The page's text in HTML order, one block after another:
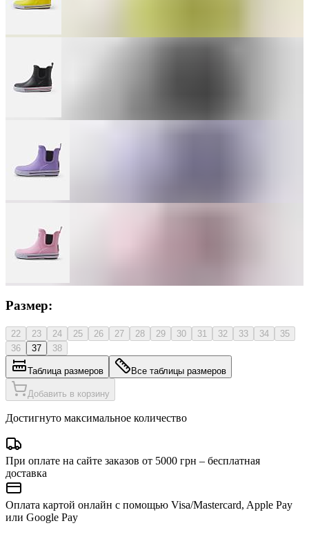
Размер:
22 23 24 25 26 27 28 29 30 31 32 33 34
35
36
37 38
Таблица размеров Все таблицы размеров
Добавить в корзину
Достигнуто максимальное количество
При оплате на сайте заказов от 5000 грн – бесплатная
доставка
Оплата картой онлайн с помощью Visa/Mastercard, Apple Pay
или Google Pay